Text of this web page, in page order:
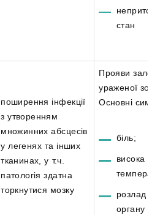
стан
поширення інфекції
з утворенням
множинних абсцесів
у легенях та інших
тканинах, у т.ч.
патологія здатна
торкнутися мозку
Прояви
ураженої
Основні
біль;
висока
розлад
органу